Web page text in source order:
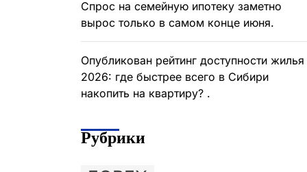
Спрос на семейную ипотеку заметно
вырос только в самом конце июня.
Опубликован рейтинг доступности жилья
2026: где быстрее всего в Сибири
накопить на квартиру? .
Рубрики